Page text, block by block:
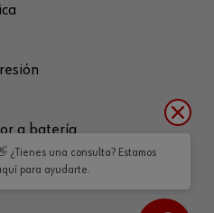
a batería
¿Tienes una consulta? Estamos
para ayudarte.